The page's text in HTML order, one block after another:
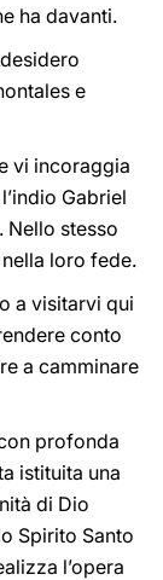
ha davanti.
e
vi incoraggia
Gabriel
Nello stesso
loro fede.
a visitarvi qui
conto
a camminare
profonda
istituita una
di Dio
Spirito Santo
l’opera